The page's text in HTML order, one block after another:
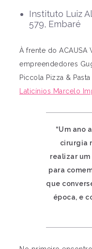
Instituto Luiz
579, Embaré
À frente do ACAUSA
empreendedores
Piccola Pizza &
Laticínios Marcelo
“Um ano
cirurgia
realizar
para
que
época, e